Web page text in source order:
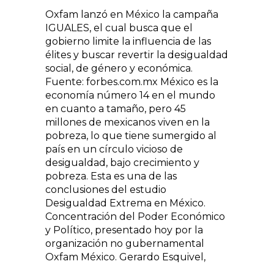
Oxfam lanzó en México la campaña
IGUALES, el cual busca que el
gobierno limite la influencia de las
élites y buscar revertir la desigualdad
social, de género y económica.
Fuente: forbes.com.mx México es la
economía número 14 en el mundo
en cuanto a tamaño, pero 45
millones de mexicanos viven en la
pobreza, lo que tiene sumergido al
país en un círculo vicioso de
desigualdad, bajo crecimiento y
pobreza. Esta es una de las
conclusiones del estudio
Desigualdad Extrema en México.
Concentración del Poder Económico
y Político, presentado hoy por la
organización no gubernamental
Oxfam México. Gerardo Esquivel,